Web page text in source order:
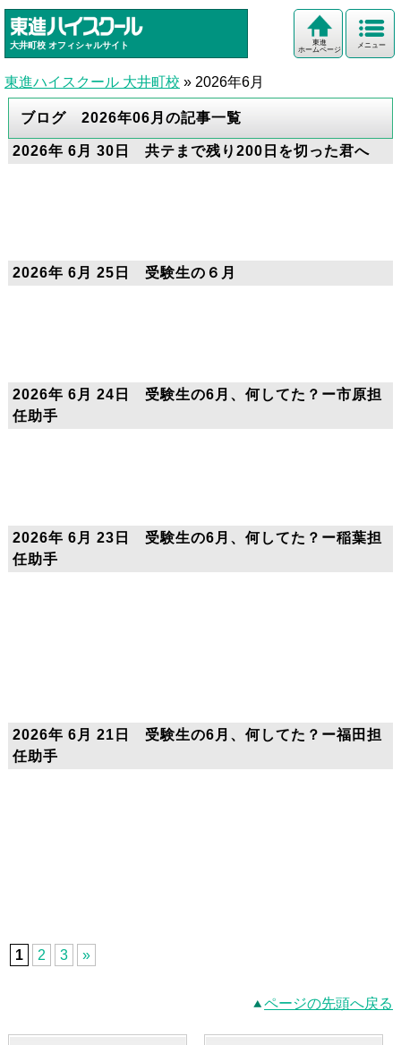
大井町校 オフィシャルサイト メニュー
東進
ホームページ
東進ハイスクール 大井町校 » 2026年6月
ブログ 2026年06月の記事一覧
2026年 6月 30日 共テまで残り200日を切った君へ
2026年 6月 25日 受験生の６月
2026年 6月 24日 受験生の6月、何してた？ー市原担
任助手
2026年 6月 23日 受験生の6月、何してた？ー稲葉担
任助手
2026年 6月 21日 受験生の6月、何してた？ー福田担
任助手
1 2 3 »
ページの先頭へ戻る